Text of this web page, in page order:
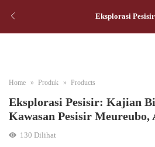
Eksplorasi
Home Produk Products
Eksplorasi Pesisir: Kajian
Kawasan Pesisir Meureubo,
130 Dilihat